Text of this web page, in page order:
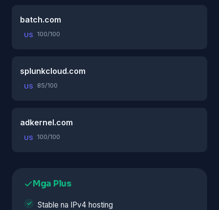
batch.com
US 100/100
splunkcloud.com
US 85/100
adkernel.com
US 100/100
Mga Plus
Stable na IPv4 hosting